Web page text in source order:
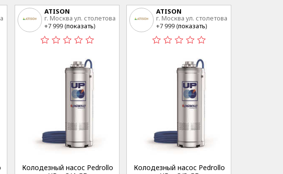
ATISON
г. Москва ул. столетова
15
+7 999 (показать)
Колодезный насос Pedrollo
ATISON
г. Москва ул. столетова
15
+7 999 (показать)
Колодезный насос Pedrollo